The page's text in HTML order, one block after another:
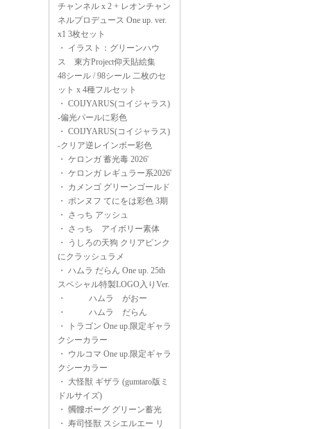
チャンネル x 2 + レオンチャン
ネルプロデュース One up. ver.
x1 3枚セット
・ イラスト：グリーンハウ
ス 東方Project仰天貼絵集
48シール / 98シール 二枚のセ
ット x 4種フルセット
・ COIJYARUS(コイジャラス)
-偏光パールに彩色
・ COIJYARUS(コイジャラス)
-クリア逆レインボー彩色
・ ケロンガ 蓄光毒 2026'
・ ケロンガ レギュラー系2026'
・ カメンゴ グリーンゴールド
・ ポンヌフ てにをは彩色 3期
・ さっち アッシュ
・ さっち アイボリー素体
・
うしろの天狗 クリアピンク
にクラッシュラメ
・ ハムラ だらん One up. 25th
スペシャル特製LOGO入りVer.
・
ハムラ がおー
・
ハムラ だらん
・
トラゴン One up.限定ギャラ
クシーカラー
・ ウルコマ One up.限定ギャラ
クシーカラー
・ 大怪獣 ギザラ (gumtaro版ミ
ドルサイズ)
・ 髑髏ボーグ グリーン蓄光
・ 寿司怪獣 スシエルエー リ